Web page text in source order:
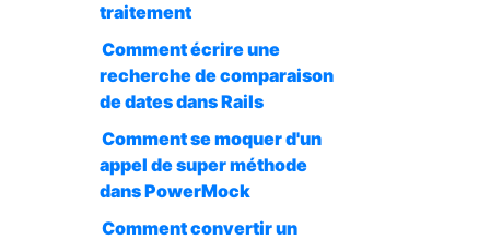
traitement
Comment écrire une
recherche de comparaison
de dates dans Rails
Comment se moquer d'un
appel de super méthode
dans PowerMock
Comment convertir un